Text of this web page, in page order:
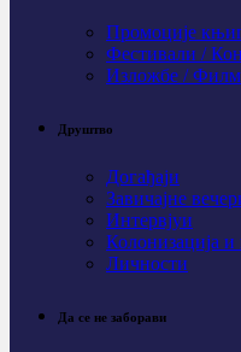
Промоције
Фестивали /
Изложбе /
Друштво
Догађаји
Завичајне
Интервјуи
Колонизација
Личности
Да се не заборави